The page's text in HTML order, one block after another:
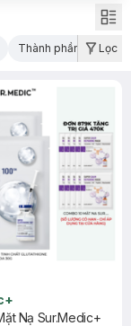
Thành phần nổi bật
Lọc
Nạ Sur.Medic+